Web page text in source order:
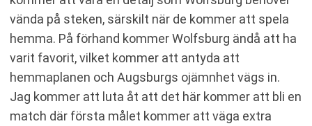
vända på steken, särskilt när de kommer att spela
hemma. På förhand kommer Wolfsburg ändå att ha
varit favorit, vilket kommer att antyda att
hemmaplanen och Augsburgs ojämnhet vägs in.
Jag kommer att luta åt att det här kommer att bli en
match där första målet kommer att väga extra